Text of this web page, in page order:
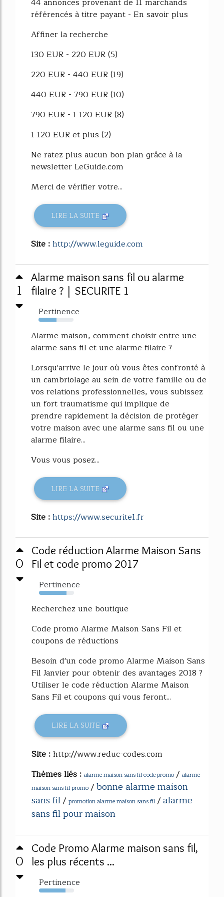
44 annonces provenant de 11 marchands
référencés à titre payant - En savoir plus
Affiner la recherche
130 EUR - 220 EUR (5)
220 EUR - 440 EUR (19)
440 EUR - 790 EUR (10)
790 EUR - 1 120 EUR (8)
1 120 EUR et plus (2)
Ne ratez plus aucun bon plan grâce à la
newsletter LeGuide.com
Merci de vérifier votre...
LIRE LA SUITE
Site :http://www.leguide.com
1
Alarme maison sans fil ou alarme
filaire ? | SECURITE 1
Pertinence
52%
Alarme maison, comment choisir entre une
alarme sans fil et une alarme filaire ?
Lorsqu'arrive le jour où vous êtes confronté à
un cambriolage au sein de votre famille ou de
vos relations professionnelles, vous subissez
un fort traumatisme qui implique de
prendre rapidement la décision de protéger
votre maison avec une alarme sans fil ou une
alarme filaire...
Vous vous posez...
LIRE LA SUITE
Site :https://www.securite1.fr
0
Code réduction Alarme Maison Sans
Fil et code promo 2017
Pertinence
79%
Recherchez une boutique
Code promo Alarme Maison Sans Fil et
coupons de réductions
Besoin d'un code promo Alarme Maison Sans
Fil Janvier pour obtenir des avantages 2018 ?
Utiliser le code réduction Alarme Maison
Sans Fil et coupons qui vous feront...
LIRE LA SUITE
Site :http://www.reduc-codes.com
Thèmes liés : alarme maison sans fil code promo / alarme
maison sans fil promo /bonne alarme maison
sans fil/ promotion alarme maison sans fil /alarme
sans fil pour maison
0
Code Promo Alarme maison sans fil,
les plus récents ...
Pertinence
76%